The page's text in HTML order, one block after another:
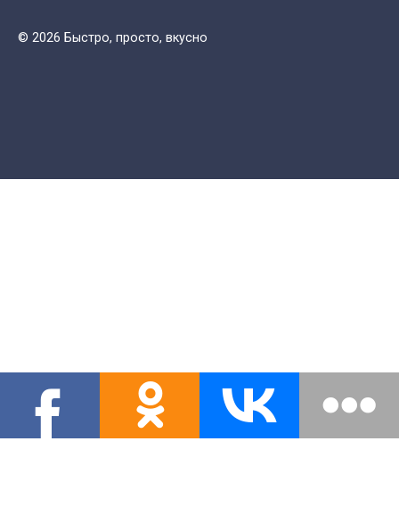
© 2026 Быстро, просто, вкусно